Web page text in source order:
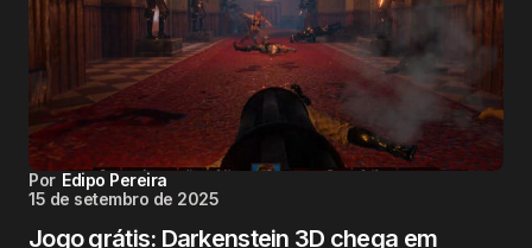
Por Edipo Pereira
15 de setembro de 2025
Jogo grátis: Darkenstein 3D chega em